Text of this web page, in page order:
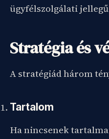
ügyfélszolgálati
Stratégia és
A stratégiád három
Tartalom
Ha nincsenek